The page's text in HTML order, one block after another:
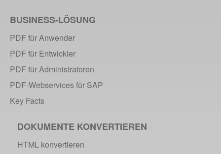
BUSINESS-LÖSUNG
PDF für Anwender
PDF für Entwickler
PDF für Administratoren
PDF-Webservices für SAP
Key Facts
DOKUMENTE KONVERTIEREN
HTML konvertieren